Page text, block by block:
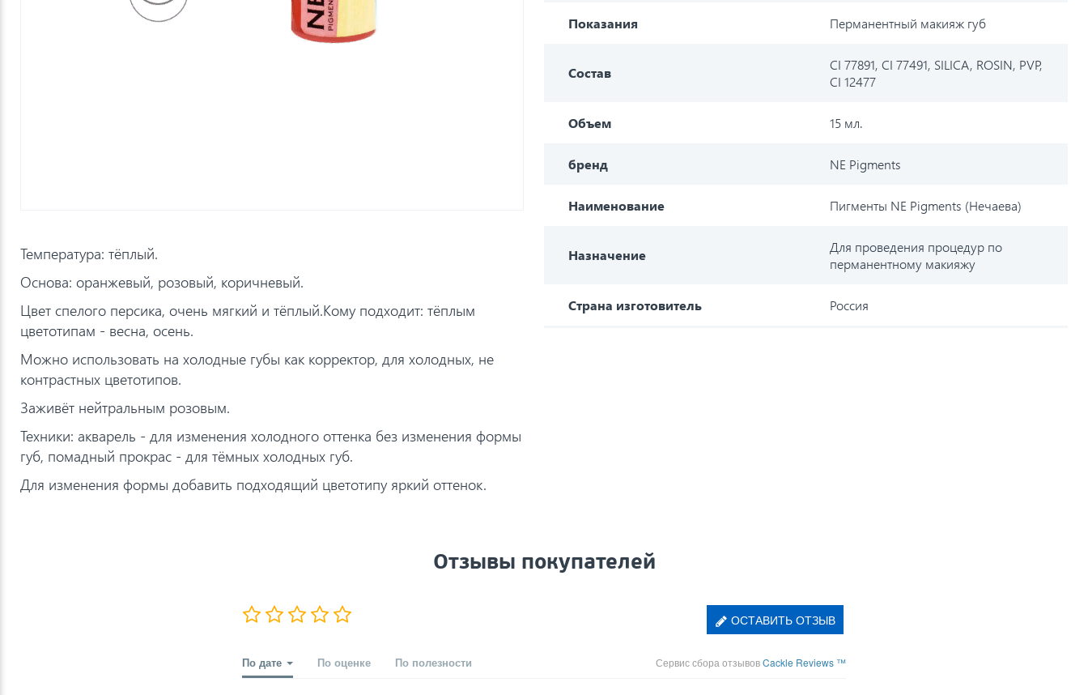
Температура: тёплый.
Основа: оранжевый, розовый, коричневый.
Цвет спелого персика, очень мягкий и тёплый.Кому подходит: тёплым
цветотипам - весна, осень.
Можно использовать на холодные губы как корректор, для холодных, не
контрастных цветотипов.
Заживёт нейтральным розовым.
Техники: акварель - для изменения холодного оттенка без изменения формы
губ, помадный прокрас - для тёмных холодных губ.
Для изменения формы добавить подходящий цветотипу яркий оттенок.
Показания Перманентный макияж губ
Состав
CI 77891, CI 77491, SILICA, ROSIN, PVP,
CI 12477
Объем 15 мл.
бренд NE Pigments
Наименование Пигменты NE Pigments (Нечаева)
Назначение
Для проведения процедур по
перманентному макияжу
Страна изготовитель Россия
Отзывы покупателей
ОСТАВИТЬ ОТЗЫВ
По дате По оценке По полезности Сервис сбора отзывовCackle Reviews ™